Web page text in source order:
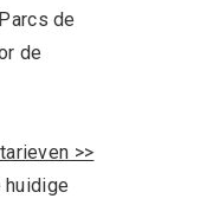
de
de
>>